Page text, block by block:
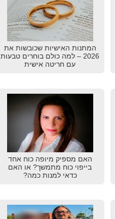
המתנות האישיות שכובשות את
2026 – למה כולם בוחרים טבעות
עם חריטה אישית
האם מספיק מיופה כוח אחד
בייפוי כוח מתמשך? או האם
כדאי למנות כמה?